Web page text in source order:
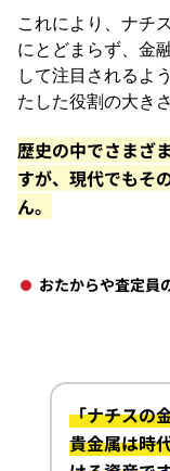
これにより、ナチ
にとどまらず、金
して注目されるよ
たした役割の大き
歴史の中でさまざ
すが、現代でもそ
ん。
おたからや査定員
「ナチスの
貴金属は時